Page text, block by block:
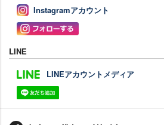
Instagramアカウント
LINE
LINEアカウントメディア